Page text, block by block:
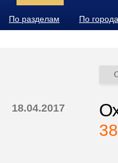
По разделам По
18.04.2017